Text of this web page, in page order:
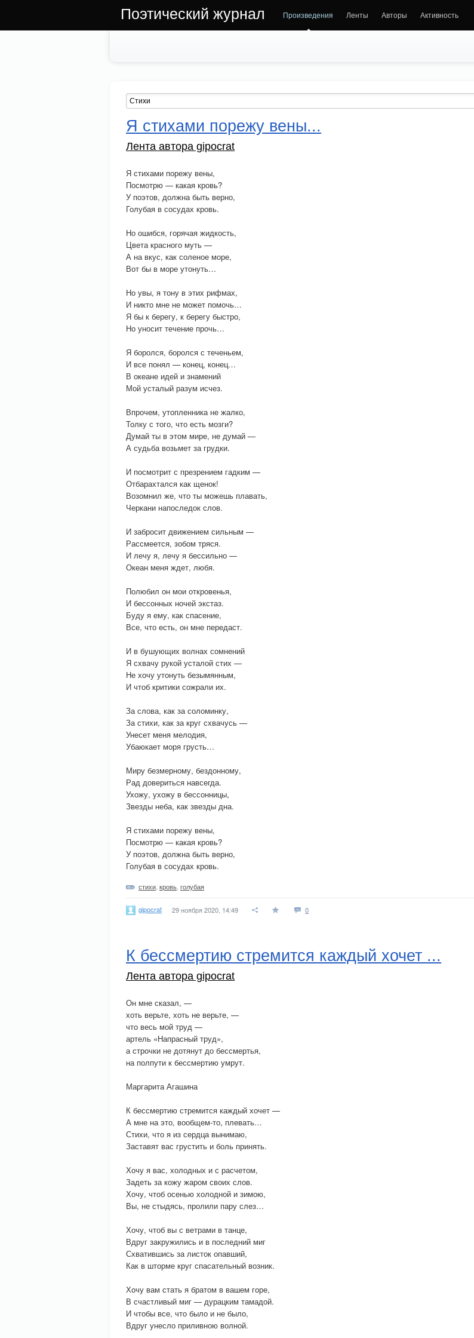
Поэтический журнал Произведения Ленты Авторы Активность
Я стихами порежу вены...
Лента автора gipocrat
Я стихами порежу вены,
Посмотрю — какая кровь?
У поэтов, должна быть верно,
Голубая в сосудах кровь.
Но ошибся, горячая жидкость,
Цвета красного муть —
А на вкус, как соленое море,
Вот бы в море утонуть…
Но увы, я тону в этих рифмах,
И никто мне не может помочь…
Я бы к берегу, к берегу быстро,
Но уносит течение прочь…
Я боролся, боролся с теченьем,
И все понял — конец, конец…
В океане идей и знамений
Мой усталый разум исчез.
Впрочем, утопленника не жалко,
Толку с того, что есть мозги?
Думай ты в этом мире, не думай —
А судьба возьмет за грудки.
И посмотрит с презрением гадким —
Отбарахтался как щенок!
Возомнил же, что ты можешь плавать,
Черкани напоследок слов.
И забросит движением сильным —
Рассмеется, зобом тряся.
И лечу я, лечу я бессильно —
Океан меня ждет, любя.
Полюбил он мои откровенья,
И бессонных ночей экстаз.
Буду я ему, как спасение,
Все, что есть, он мне передаст.
И в бушующих волнах сомнений
Я схвачу рукой усталой стих —
Не хочу утонуть безымянным,
И чтоб критики сожрали их.
За слова, как за соломинку,
За стихи, как за круг схвачусь —
Унесет меня мелодия,
Убаюкает моря грусть…
Миру безмерному, бездонному,
Рад довериться навсегда.
Ухожу, ухожу в бессонницы,
Звезды неба, как звезды дна.
Я стихами порежу вены,
Посмотрю — какая кровь?
У поэтов, должна быть верно,
Голубая в сосудах кровь.
стихи кровь голубая
gipocrat 29 ноября 2020, 14:49 0
К бессмертию стремится каждый хочет ...
Лента автора gipocrat
Он мне сказал, —
хоть верьте, хоть не верьте, —
что весь мой труд —
артель «Напрасный труд»,
а строчки не дотянут до бессмертья,
на полпути к бессмертию умрут.
Маргарита Агашина
К бессмертию стремится каждый хочет —
А мне на это, вообщем-то, плевать…
Стихи, что я из сердца вынимаю,
Заставят вас грустить и боль принять.
Хочу я вас, холодных и с расчетом,
Задеть за кожу жаром своих слов.
Хочу, чтоб осенью холодной и зимою,
Вы, не стыдясь, пролили пару слез…
Хочу, чтоб вы с ветрами в танце,
Вдруг закружились и в последний миг
Схватившись за листок опавший,
Как в шторме круг спасательный возник.
Хочу вам стать я братом в вашем горе,
В счастливый миг — дурацким тамадой.
И чтобы все, что было и не было,
Вдруг унесло приливною волной.